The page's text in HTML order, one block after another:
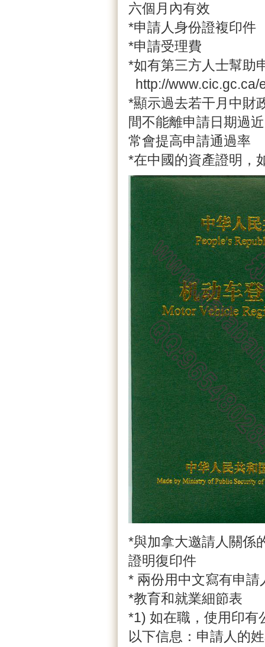
六個月內有效
*申請人身份證複印件
*申請受理費
*如有第三方人士幫助
http://www.cic.gc.ca/
*顯示過去若干月中財
間不能離申請日期過
常會提高申請通過率
*在中國的資產證明，
*與加拿大邀請人關係
證明復印件
* 兩份用中文寫有申
*教育和就業細節表
*1) 如在職，使用印有
以下信息：申請人的